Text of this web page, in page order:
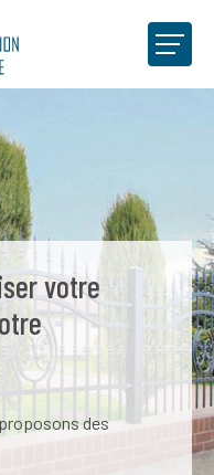
CONTACT
votre
des